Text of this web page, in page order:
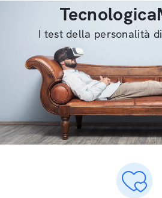
I test della personalità